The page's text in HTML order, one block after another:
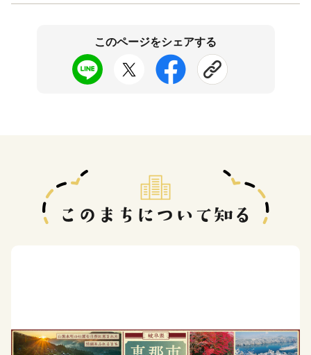
このページをシェアする